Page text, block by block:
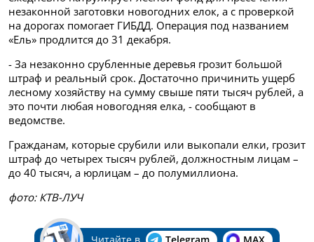
незаконной заготовки новогодних елок, а с проверкой
на дорогах помогает ГИБДД. Операция под названием
«Ель» продлится до 31 декабря.
- За незаконно срубленные деревья грозит большой
штраф и реальный срок. Достаточно причинить ущерб
лесному хозяйству на сумму свыше пяти тысяч рублей, а
это почти любая новогодняя елка, - сообщают в
ведомстве.
Гражданам, которые срубили или выкопали елки, грозит
штраф до четырех тысяч рублей, должностным лицам –
до 40 тысяч, а юрлицам – до полумиллиона.
фото: КТВ-ЛУЧ
Читайте в Telegram MAX